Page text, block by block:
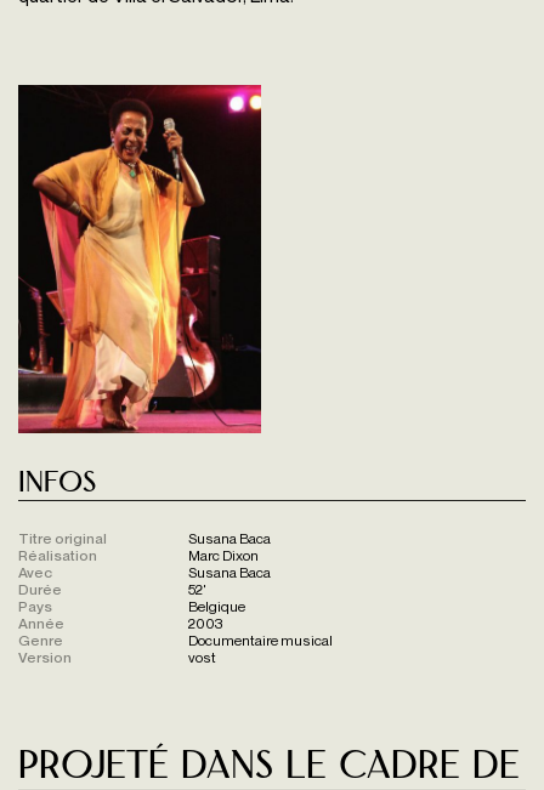
Infos
Titre original
Susana Baca
Réalisation
Marc Dixon
Avec
Susana Baca
Durée
52'
Pays
Belgique
Année
2003
Genre
Documentaire musical
Version
vost
Projeté dans le cadre de